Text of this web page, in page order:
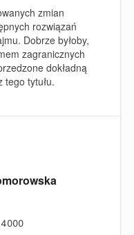
zmian
rozwiązań
Dobrze byłoby,
zagranicznych
dokładną
tytułu.